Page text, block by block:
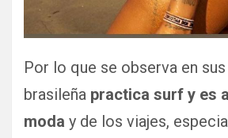
Por lo que se observa en
brasileña practica surf y es
moda y de los viajes,